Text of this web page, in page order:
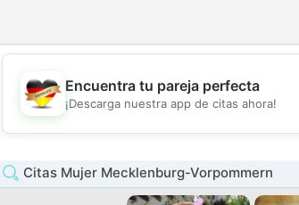
Encuentra tu pareja perfecta
¡Descarga nuestra app de citas ahora!
Citas Mujer Mecklenburg-Vorpommern